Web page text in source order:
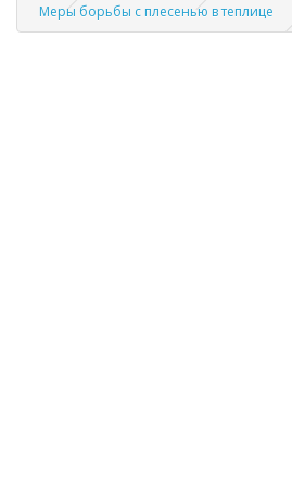
Меры борьбы с плесенью в теплице